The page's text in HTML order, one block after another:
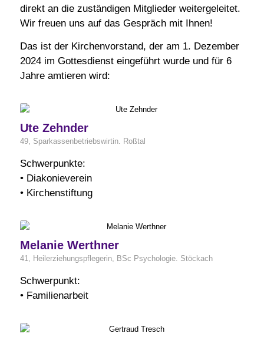
direkt an die zuständigen Mitglieder weitergeleitet.
Wir freuen uns auf das Gespräch mit Ihnen!
Das ist der Kirchenvorstand, der am 1. Dezember
2024 im Gottesdienst eingeführt wurde und für 6
Jahre amtieren wird:
Ute Zehnder
49, Sparkassenbetriebswirtin. Roßtal
Schwerpunkte:
• Diakonieverein
• Kirchenstiftung
Melanie Werthner
41, Heilerziehungspflegerin, BSc Psychologie. Stöckach
Schwerpunkt:
• Familienarbeit